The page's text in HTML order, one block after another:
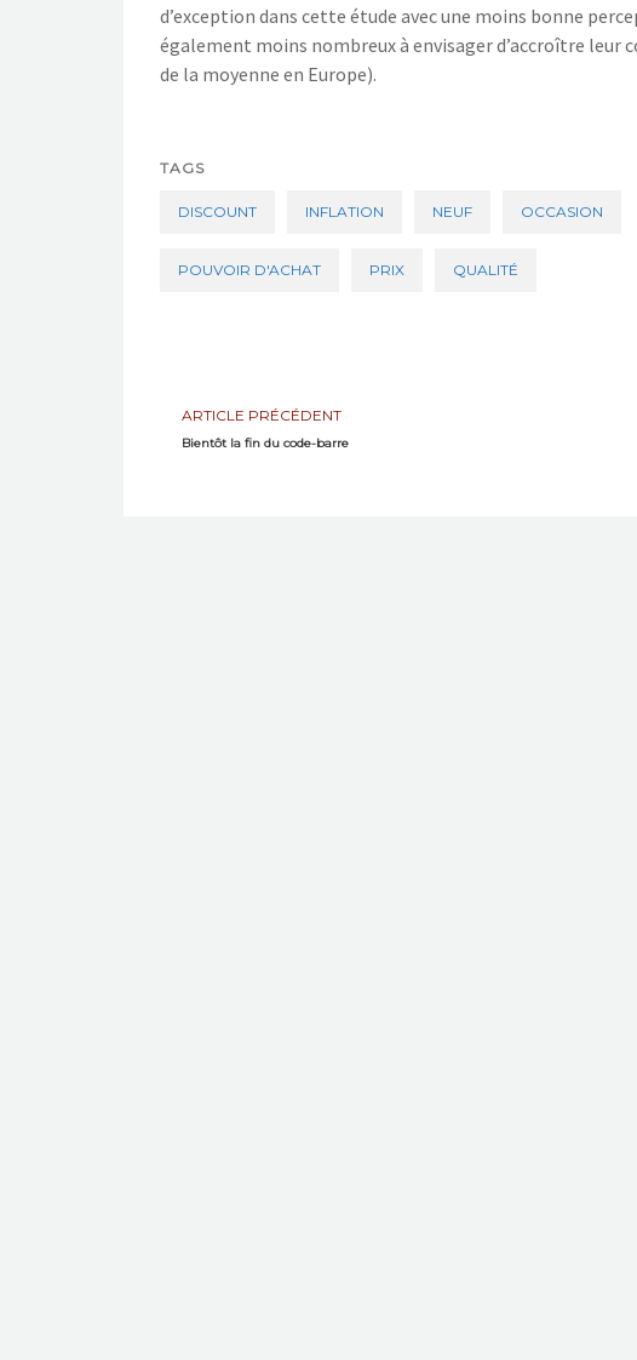
d’exception dans cette étude avec une moins bonne
également moins nombreux à envisager d’accroître leur
de la moyenne en Europe).
TAGS
DISCOUNT INFLATION NEUF OCCASION
POUVOIR D'ACHAT PRIX QUALITÉ
ARTICLE PRÉCÉDENT
Bientôt la fin du code-barre